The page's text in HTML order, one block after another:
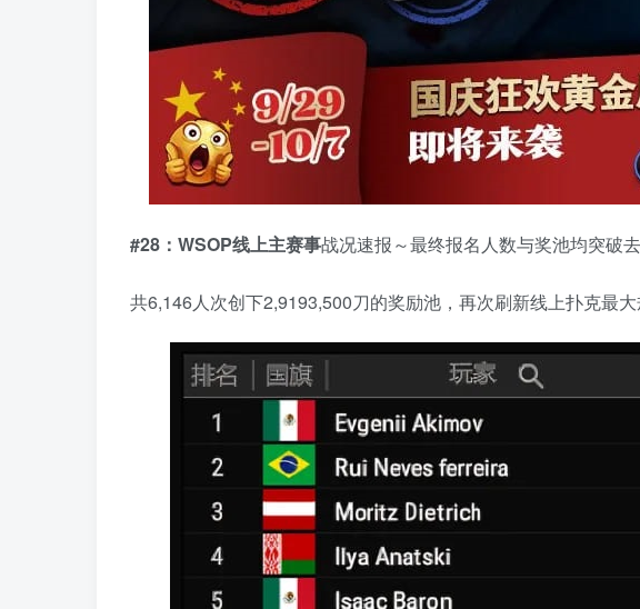
#28：WSOP线上主赛事战况速报～最终报名人数与奖池均突破
共6,146人次创下2,9193,500刀的奖励池，再次刷新线上扑克最